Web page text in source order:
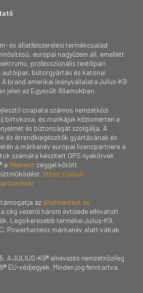
és állatfelszerelési termékcsalád
európai nagyüzem áll, emellett
professzionális textilipari
autóipar, bútorgyártás és katonai
A brand amerikai leányvállalata Julius-K9
jelen az Egyesült Államokban.
csapata számos nemzetközi
birtokosa, és munkájuk közismerten a
és biztonságát szolgálja. A
és étrendkiegészítők gyártásának és
a márkanév európai licencpartnere a
számára készített GPS nyakörvek
a Weenect céggel kötött
https://julius-
támogatja az állatmentést és
cég vezetői három évtizede elhivatott
Legsikeresebb termékei Julius-K9,
Powerharness márkanév alatt váltak
A JULIUS-K9® elnevezés nemzetközileg
EU-védjegyek. Minden jog fenntartva.